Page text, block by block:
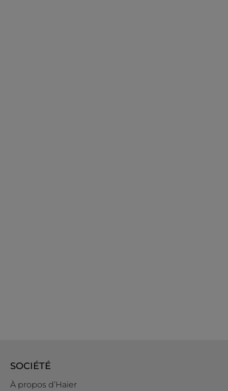
SOCIÉTÉ
À propos d’Haier